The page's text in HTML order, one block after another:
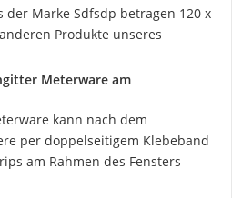
der Marke Sdfsdp betragen 120 x
Produkte unseres
Meterware am
kann nach dem
per doppelseitigem Klebeband
am Rahmen des Fensters